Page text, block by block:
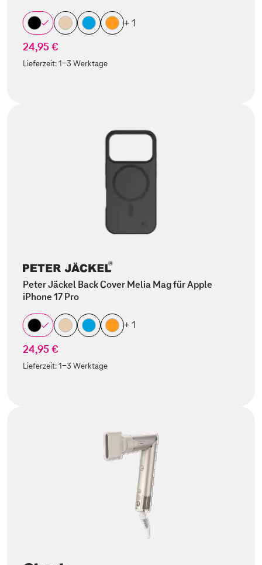
+ 1
24,95 €
Lieferzeit:1-3 Werktage
Peter Jäckel Back Cover Melia Mag für Apple
iPhone 17 Pro
+ 1
24,95 €
Lieferzeit:1-3 Werktage